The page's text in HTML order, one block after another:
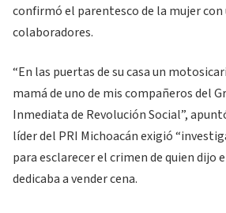
confirmó el parentesco de la mujer con
colaboradores.
“En las puertas de su casa un
mamá de uno de mis compañeros del
Inmediata de Revolución Social”,
líder del PRI Michoacán exigió
para esclarecer el crimen de quien dijo
dedicaba a vender cena.